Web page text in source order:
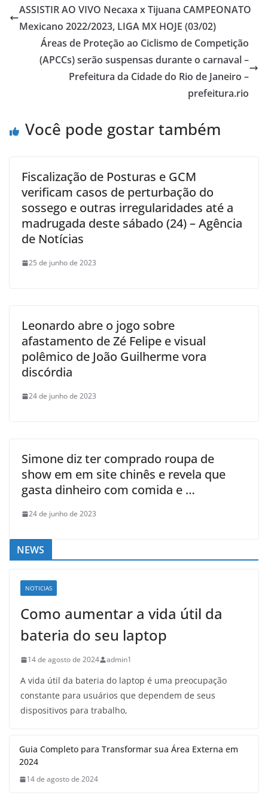
ASSISTIR AO VIVO Necaxa x Tijuana CAMPEONATO
Mexicano 2022/2023, LIGA MX HOJE (03/02)
Áreas de Proteção ao Ciclismo de Competição
(APCCs) serão suspensas durante o carnaval –
Prefeitura da Cidade do Rio de Janeiro –
prefeitura.rio
Você pode gostar também
Fiscalização de Posturas e GCM
verificam casos de perturbação do
sossego e outras irregularidades até a
madrugada deste sábado (24) – Agência
de Notícias
25 de junho de 2023
Leonardo abre o jogo sobre
afastamento de Zé Felipe e visual
polêmico de João Guilherme vora
discórdia
24 de junho de 2023
Simone diz ter comprado roupa de
show em em site chinês e revela que
gasta dinheiro com comida e …
24 de junho de 2023
NEWS
NOTICIAS
Como aumentar a vida útil da
bateria do seu laptop
14 de agosto de 2024 admin1
A vida útil da bateria do laptop é uma preocupação
constante para usuários que dependem de seus
dispositivos para trabalho,
Guia Completo para Transformar sua Área Externa em
2024
14 de agosto de 2024